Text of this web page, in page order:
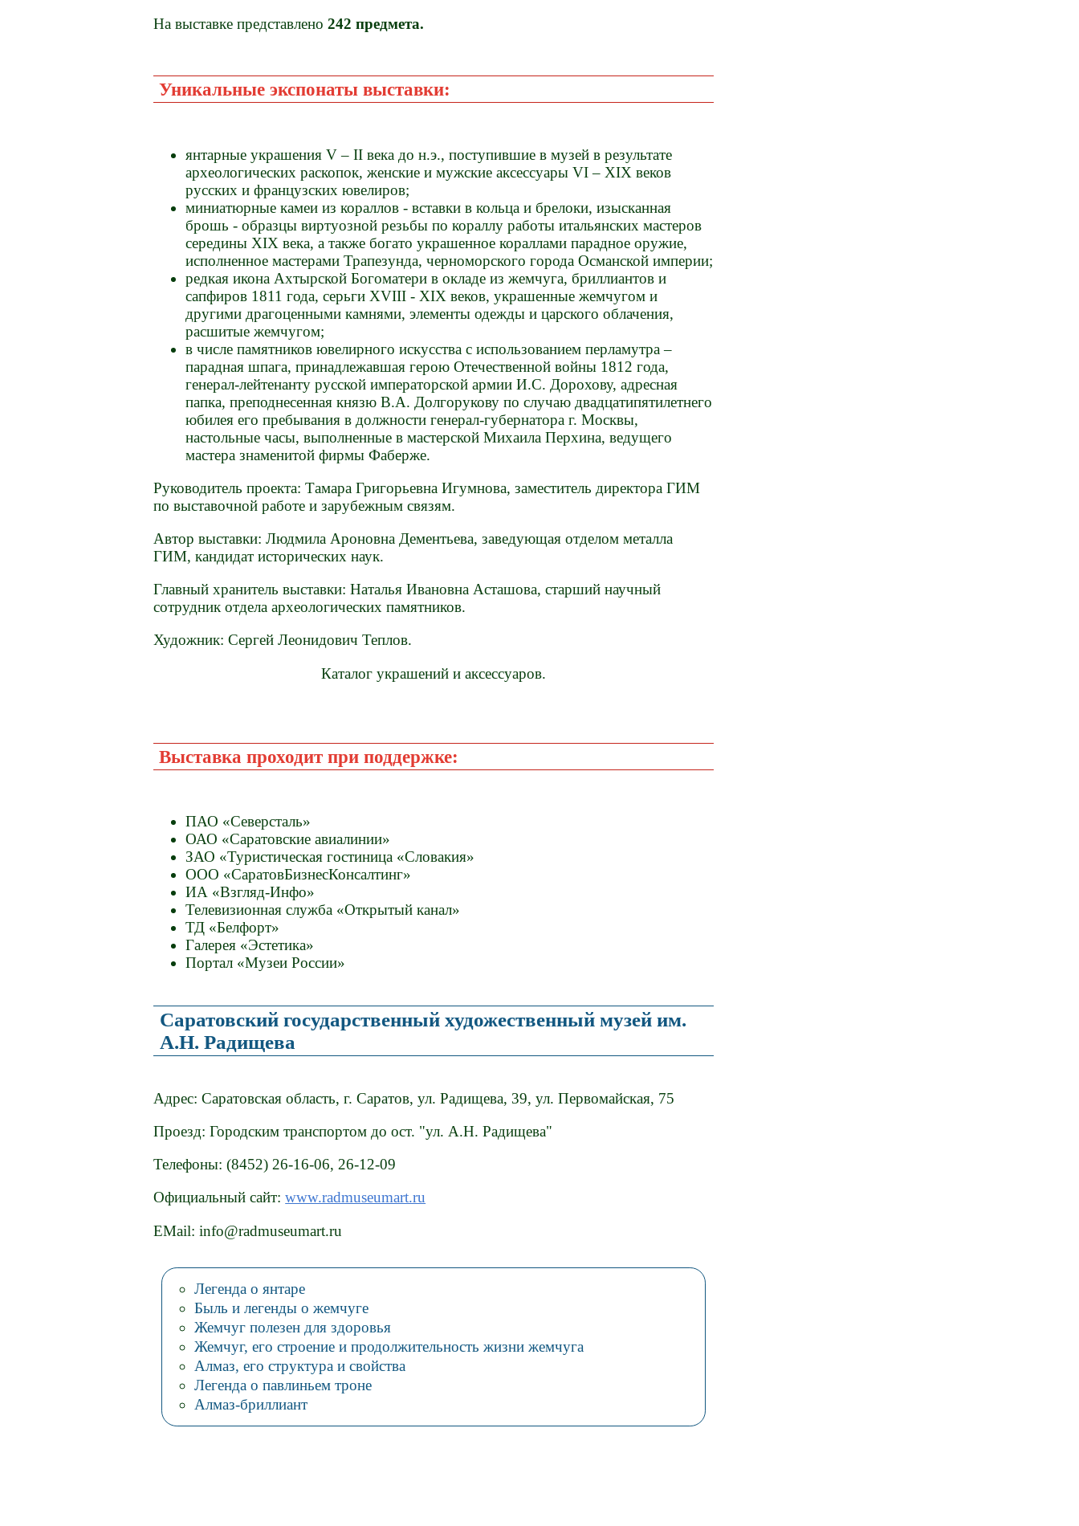
На выставке представлено242 предмета.
Уникальные экспонаты выставки:
янтарные украшения V – II века до н.э., поступившие в музей в результате
археологических раскопок, женские и мужские аксессуары VI – XIX веков
русских и французских ювелиров;
миниатюрные камеи из кораллов - вставки в кольца и брелоки, изысканная
брошь - образцы виртуозной резьбы по кораллу работы итальянских мастеров
середины XIX века, а также богато украшенное кораллами парадное оружие,
исполненное мастерами Трапезунда, черноморского города Османской империи;
редкая икона Ахтырской Богоматери в окладе из жемчуга, бриллиантов и
сапфиров 1811 года, серьги XVIII - XIX веков, украшенные жемчугом и
другими драгоценными камнями, элементы одежды и царского облачения,
расшитые жемчугом;
в числе памятников ювелирного искусства с использованием перламутра –
парадная шпага, принадлежавшая герою Отечественной войны 1812 года,
генерал-лейтенанту русской императорской армии И.С. Дорохову, адресная
папка, преподнесенная князю В.А. Долгорукову по случаю двадцатипятилетнего
юбилея его пребывания в должности генерал-губернатора г. Москвы,
настольные часы, выполненные в мастерской Михаила Перхина, ведущего
мастера знаменитой фирмы Фаберже.
Руководитель проекта: Тамара Григорьевна Игумнова, заместитель директора ГИМ
по выставочной работе и зарубежным связям.
Автор выставки: Людмила Ароновна Дементьева, заведующая отделом металла
ГИМ, кандидат исторических наук.
Главный хранитель выставки: Наталья Ивановна Асташова, старший научный
сотрудник отдела археологических памятников.
Художник: Сергей Леонидович Теплов.
Каталог украшений и аксессуаров.
Выставка проходит при поддержке:
ПАО «Северсталь»
ОАО «Саратовские авиалинии»
ЗАО «Туристическая гостиница «Словакия»
ООО «СаратовБизнесКонсалтинг»
ИА «Взгляд-Инфо»
Телевизионная служба «Открытый канал»
ТД «Белфорт»
Галерея «Эстетика»
Портал «Музеи России»
Саратовский государственный художественный музей им.
А.Н. Радищева
Адрес: Саратовская область, г. Саратов, ул. Радищева, 39, ул. Первомайская, 75
Проезд: Городским транспортом до ост. "ул. А.Н. Радищева"
Телефоны: (8452) 26-16-06, 26-12-09
Официальный сайт:www.radmuseumart.ru
EMail: info@radmuseumart.ru
Легенда о янтаре
Быль и легенды о жемчуге
Жемчуг полезен для здоровья
Жемчуг, его строение и продолжительность жизни жемчуга
Алмаз, его структура и свойства
Легенда о павлиньем троне
Алмаз-бриллиант